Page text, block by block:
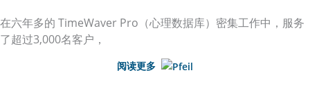
在六年多的 TimeWaver Pro（心理数据库）密集工作中，服务
了超过3,000名客户，
阅读更多